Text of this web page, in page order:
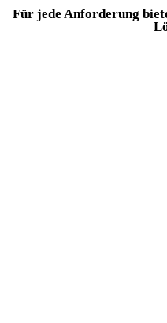
Für jede Anforderung